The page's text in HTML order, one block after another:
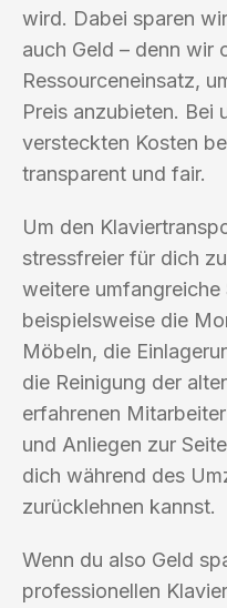
wird. Dabei sparen
auch Geld – denn wir
Ressourceneinsatz,
Preis anzubieten. Bei
versteckten Kosten
transparent und fair.
Um den
stressfreier für dich
weitere umfangreiche
beispielsweise die
Möbeln, die
die Reinigung der
erfahrenen
und Anliegen zur
dich während des
zurücklehnen kannst.
Wenn du also Geld
professionellen